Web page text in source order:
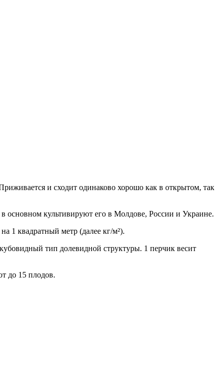
и сходит одинаково хорошо как в открытом, так
основном культивируют его в Молдове, России и Украине.
1 квадратный метр (далее кг/м²).
тип долевидной структуры. 1 перчик весит
до 15 плодов.